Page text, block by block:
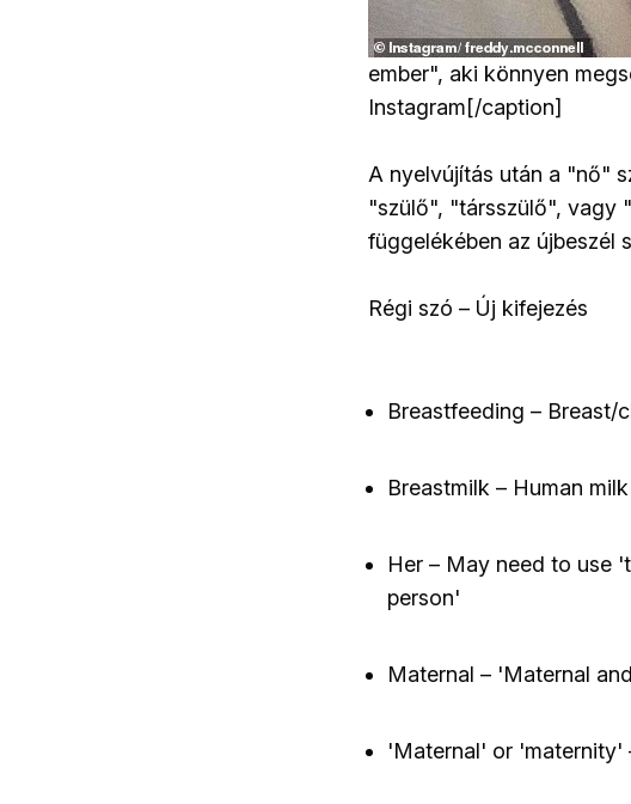
ember", aki könnyen
Instagram[/caption]
A nyelvújítás után a "nő"
"szülő", "társszülő", vagy
függelékében az újbeszél
Régi szó – Új kifejezés
Breastfeeding – Breast/
Breastmilk – Human
Her – May need to use
person'
Maternal – 'Maternal
'Maternal' or 'maternity'